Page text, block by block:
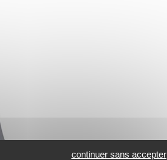
continuer sans accepter